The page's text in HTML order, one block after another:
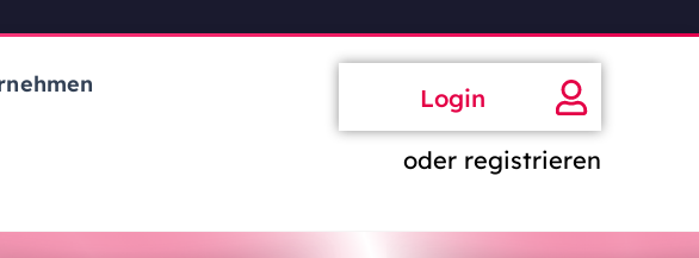
Login
oder registrieren